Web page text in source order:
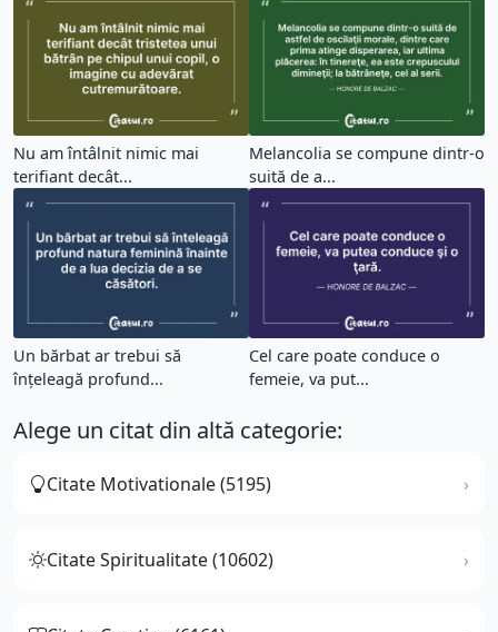
Nu am întâlnit nimic mai
terifiant decât...
Melancolia se compune dintr-o
suită de a...
Un bărbat ar trebui să
înțeleagă profund...
Cel care poate conduce o
femeie, va put...
Alege un citat din altă categorie:
Citate Motivationale (5195)
Citate Spiritualitate (10602)